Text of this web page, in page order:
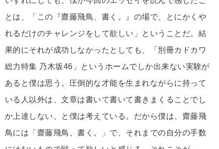
とは、「この『齋藤飛鳥、書く。』の場で、とにかくや
れるだけのチャレンジをして欲しい」ということだ。結
果的にそれが成功しなかったとしても、「別冊カドカワ
総力特集 乃木坂46」というホームでしか出来ない実験が
あると僕は思う。圧倒的な才能を生まれながらに持って
いる人以外は、文章は書いて書いて書きまくることでし
か上達しない、と僕は考えている。だから僕は、齋藤飛
鳥には「齋藤飛鳥、書く。」で、それまでの自分の手数